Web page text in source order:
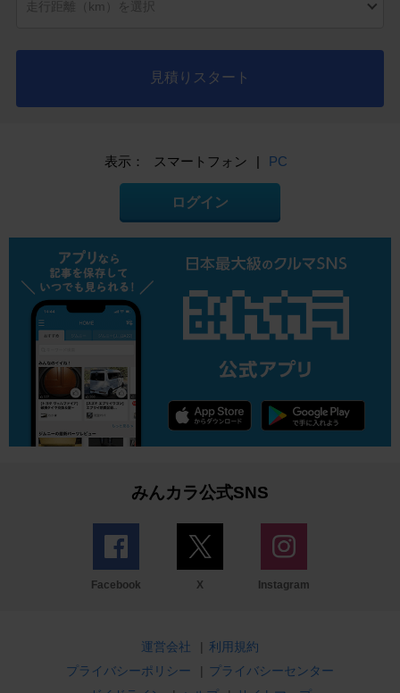
見積りスタート
表示： スマートフォン | PC
ログイン
みんカラ公式SNS
Facebook X Instagram
運営会社 | 利用規約
プライバシーポリシー
| プライバシーセンター